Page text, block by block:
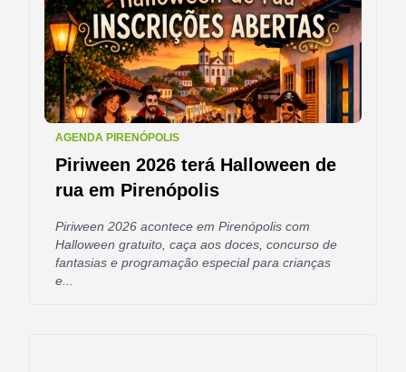
AGENDA PIRENÓPOLIS
Piriween 2026 terá Halloween de
rua em Pirenópolis
Piriween 2026 acontece em Pirenópolis com
Halloween gratuito, caça aos doces, concurso de
fantasias e programação especial para crianças
e...